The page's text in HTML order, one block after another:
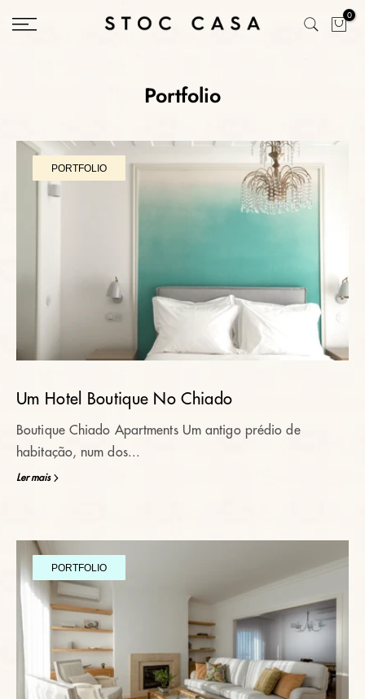
Saltar
0
Portfolio
Um Hotel Boutique No Chiado
Boutique Chiado Apartments Um antigo prédio de
habitação, num dos...
PORTFOLIO
Ler mais
PORTFOLIO